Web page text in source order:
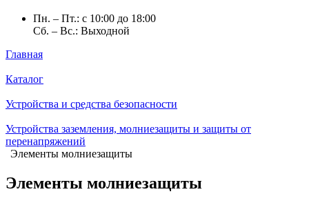
Пн. – Пт.: с 10:00 до 18:00
Сб. – Вс.: Выходной
Главная
Каталог
Устройства и средства безопасности
Устройства заземления, молниезащиты и защиты от
перенапряжений
Элементы молниезащиты
Элементы молниезащиты